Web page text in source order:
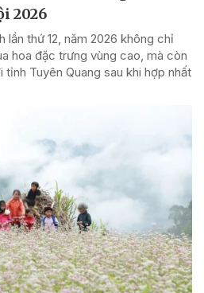
2026
lần thứ 12, năm 2026 không chỉ
hoa đặc trưng vùng cao, mà còn
Tuyên Quang sau khi hợp nhất